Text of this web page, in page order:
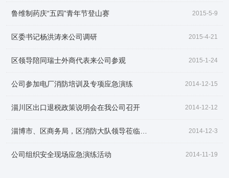
2015-5-9
鲁维制药庆“五四”青年节登山赛
2015-4-21
区委书记杨洪涛来公司调研
2015-1-24
区领导陪同瑞士外商代表来公司参观
2014-12-15
公司参加电厂消防培训及专项应急演练
2014-12-12
淄川区出口退税政策说明会在我公司召开
2014-12-3
2014-11-19
公司组织安全现场应急演练活动
关于鲁维 分公司
产品展示 企业文化
新闻资讯 资质荣誉